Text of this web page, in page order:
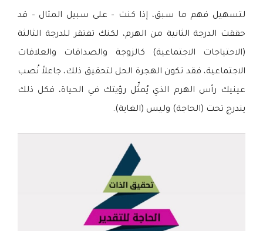
لتسهيل فهم ما سبق، إذا كنت – على سبيل المثال – قد
حققت الدرجة الثانية من الهرم، لكنك تفتقر للدرجة الثالثة
(الاحتياجات الاجتماعية) كالزوجة والصداقات والعلاقات
الاجتماعية، فقد تكون الهجرة الحل لتحقيق ذلك، جاعلاً نُصب
عينيك رأس الهرم الذي يُمثِّل رؤيتك في الحياة، فكل ذلك
يندرج تحت (الحاجة) وليس (الغاية).